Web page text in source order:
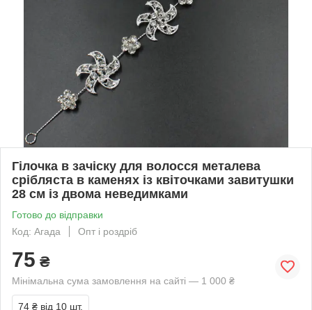
Гілочка в зачіску для волосся металева
срібляста в каменях із квіточками завитушки
28 см із двома неведимками
Готово до відправки
Код: Агада
Опт і роздріб
75 ₴
Мінімальна сума замовлення на сайті — 1 000 ₴
74 ₴ від 10 шт.